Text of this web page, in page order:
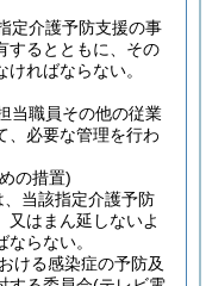
定介護予防支援の事
するとともに、その
ればならない。
当職員その他の従業
、必要な管理を行わ
の措置)
当該指定介護予防
又はまん延しないよ
らない。
ける感染症の予防及